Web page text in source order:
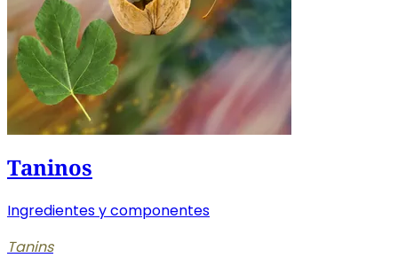
Taninos
Ingredientes y componentes
Tanins